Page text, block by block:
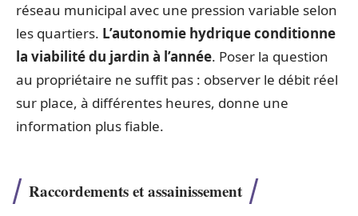
réseau municipal avec une pression variable selon
les quartiers. L’autonomie hydrique conditionne
la viabilité du jardin à l’année. Poser la question
au propriétaire ne suffit pas : observer le débit réel
sur place, à différentes heures, donne une
information plus fiable.
Raccordements et assainissement